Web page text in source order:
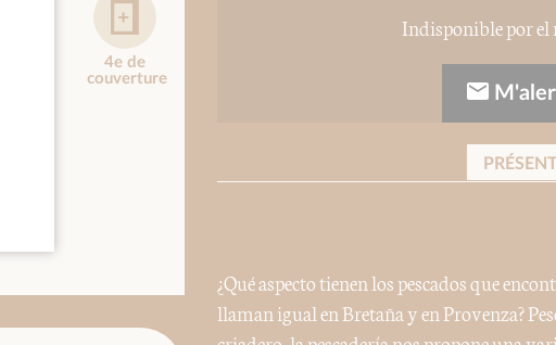
4e de
couverture
Indisponible por el
¿Qué aspecto tienen los pescados que
llaman igual en Bretaña y en Provenza?